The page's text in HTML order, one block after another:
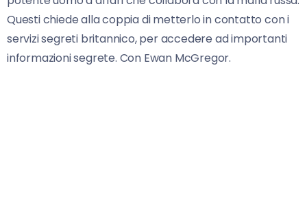
Questi chiede alla coppia di metterlo in contatto con i
servizi segreti britannico, per accedere ad importanti
informazioni segrete. Con Ewan McGregor.